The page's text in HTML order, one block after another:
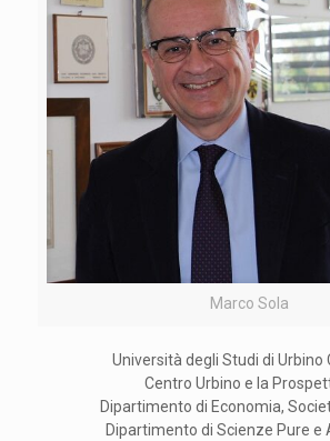
Marco Sola
Università degli Studi di Urbino
Centro Urbino e la
Dipartimento di Economia,
Dipartimento di Scienze Pure e